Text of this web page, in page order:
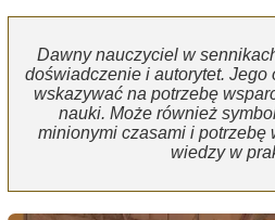
Dawny nauczyciel w
doświadczenie i autorytet. Jego
wskazywać na potrzebę
nauki. Może również
minionymi czasami i potrzebę
wiedzy w